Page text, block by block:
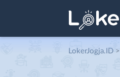
LokerJogja.ID >